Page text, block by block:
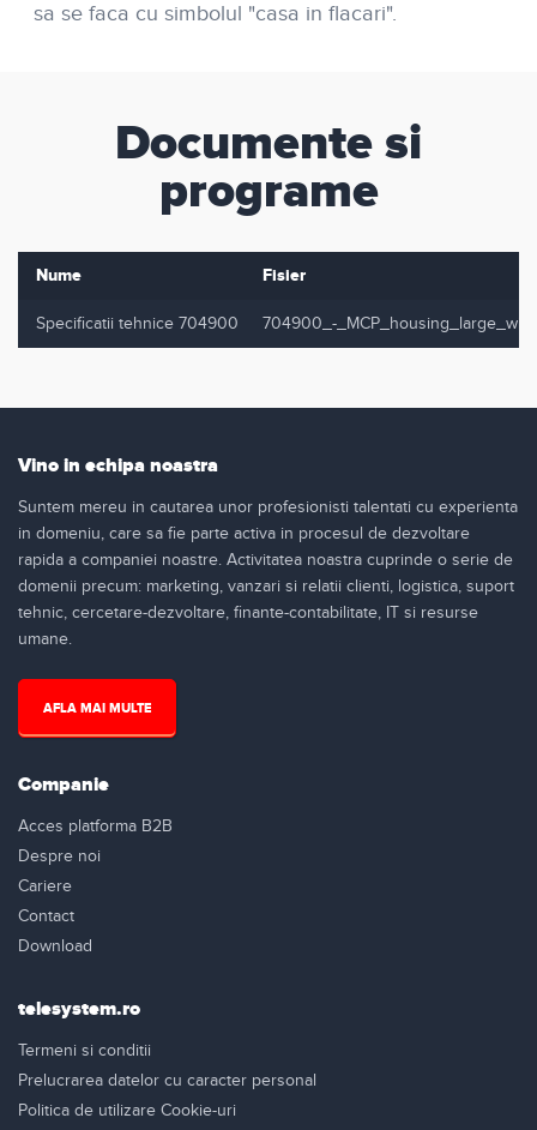
sa se faca cu simbolul "casa in flacari".
Documente si
programe
Nume Fisier
Specificatii tehnice 704900 704900_-
Vino in echipa noastra
Suntem mereu in cautarea unor profesionisti talentati cu experienta
in domeniu, care sa fie parte activa in procesul de dezvoltare
rapida a companiei noastre. Activitatea noastra cuprinde o serie de
domenii precum: marketing, vanzari si relatii clienti, logistica, suport
tehnic, cercetare-dezvoltare, finante-contabilitate, IT si resurse
umane.
AFLA MAI MULTE
Companie
Acces platforma B2B
Despre noi
Cariere
Contact
Download
telesystem.ro
Termeni si conditii
Prelucrarea datelor cu caracter personal
Politica de utilizare Cookie-uri